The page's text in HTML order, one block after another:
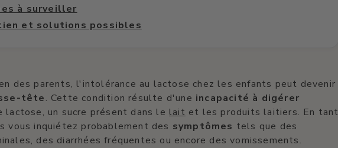
à surveiller
et solutions possibles
des parents, l'intolérance au lactose chez les enfants peut devenir
tête. Cette condition résulte d'une incapacité à digérer
lactose, un sucre présent dans le lait et les produits laitiers. En tant
vous inquiétez probablement des symptômes tels que des
des diarrhées fréquentes ou encore des vomissements.